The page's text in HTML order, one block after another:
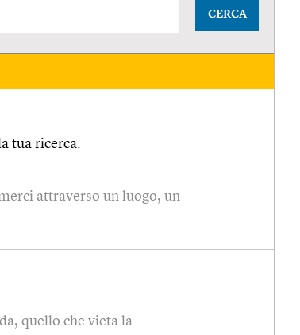
CERCA
tua ricerca.
attraverso un luogo, un
quello che vieta la